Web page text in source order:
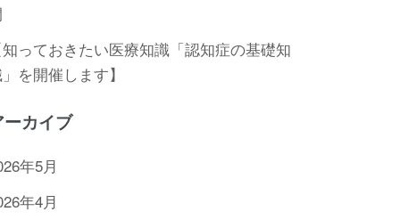
っておきたい医療知識「認知症の基礎知
を開催します】
ーカイブ
年5月
年4月